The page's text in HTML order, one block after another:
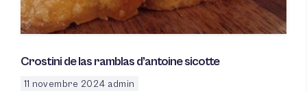
Crostini de las ramblas d’antoine sicotte
11 novembre 2024 admin